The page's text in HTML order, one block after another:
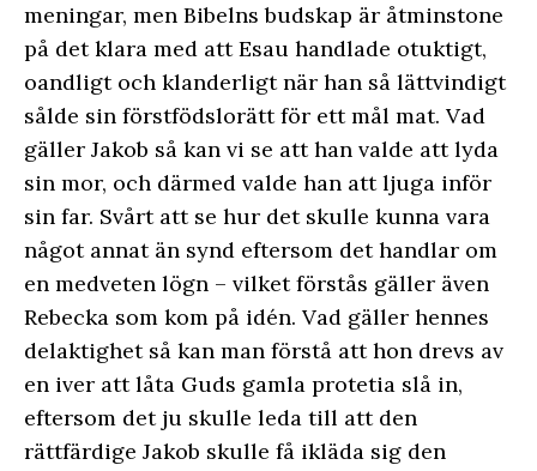
meningar, men Bibelns budskap är åtminstone
på det klara med att Esau handlade otuktigt,
oandligt och klanderligt när han så lättvindigt
sålde sin förstfödslorätt för ett mål mat. Vad
gäller Jakob så kan vi se att han valde att lyda
sin mor, och därmed valde han att ljuga inför
sin far. Svårt att se hur det skulle kunna vara
något annat än synd eftersom det handlar om
en medveten lögn – vilket förstås gäller även
Rebecka som kom på idén. Vad gäller hennes
delaktighet så kan man förstå att hon drevs av
en iver att låta Guds gamla protetia slå in,
eftersom det ju skulle leda till att den
rättfärdige Jakob skulle få ikläda sig den